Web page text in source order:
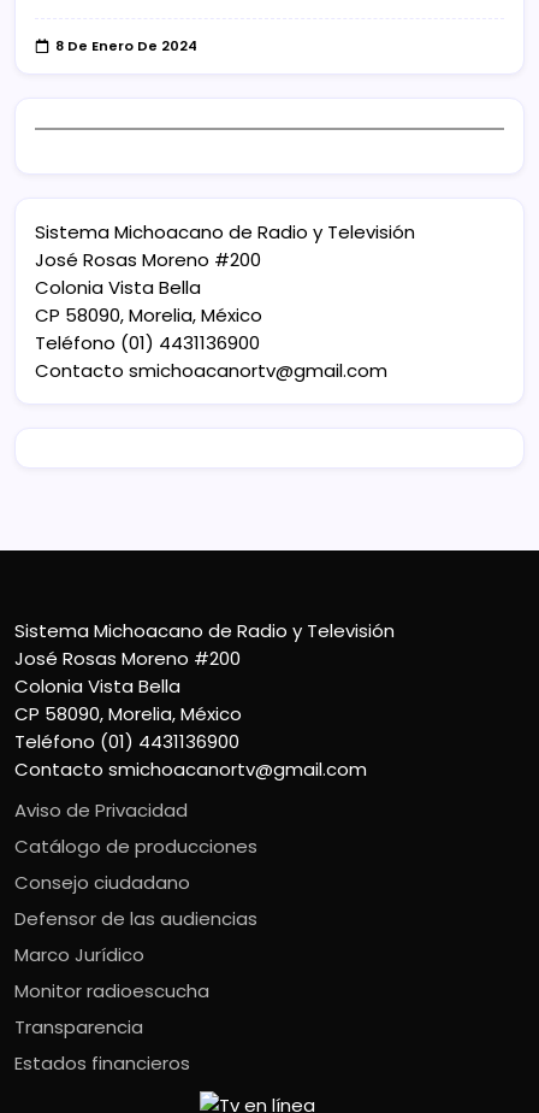
8 De Enero De 2024
Sistema Michoacano de Radio y Televisión
José Rosas Moreno #200
Colonia Vista Bella
CP 58090, Morelia, México
Teléfono (01) 4431136900
Contacto smichoacanortv@gmail.com
Sistema Michoacano de Radio y Televisión
José Rosas Moreno #200
Colonia Vista Bella
CP 58090, Morelia, México
Teléfono (01) 4431136900
Contacto smichoacanortv@gmail.com
Aviso de Privacidad
Catálogo de producciones
Consejo ciudadano
Defensor de las audiencias
Marco Jurídico
Monitor radioescucha
Transparencia
Estados financieros